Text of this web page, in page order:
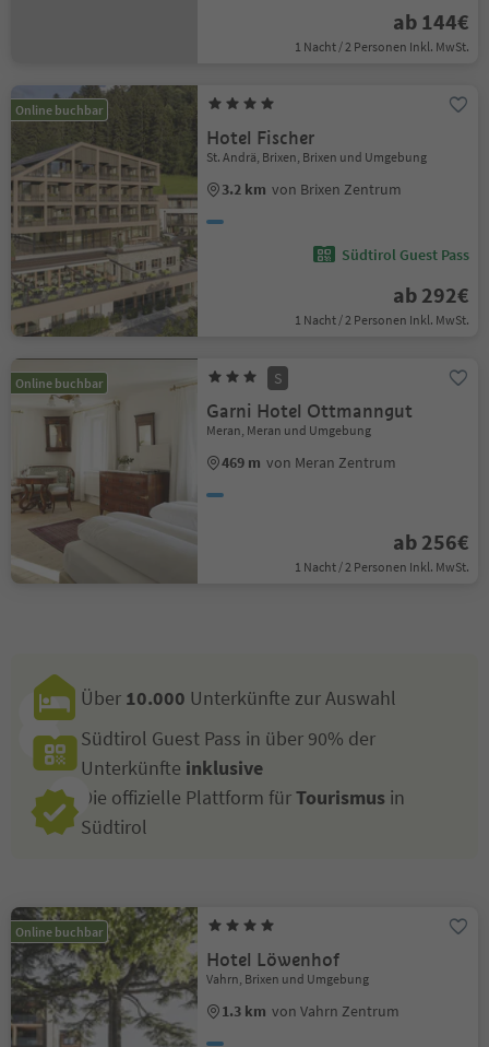
ab 144€
1 Nacht / 2 Personen Inkl. MwSt.
Online buchbar
Hotel Fischer
St. Andrä, Brixen, Brixen und Umgebung
3.2 km von Brixen Zentrum
Südtirol Guest Pass
ab 292€
1 Nacht / 2 Personen Inkl. MwSt.
Online buchbar S
Garni Hotel Ottmanngut
Meran, Meran und Umgebung
469 m von Meran Zentrum
ab 256€
1 Nacht / 2 Personen Inkl. MwSt.
Über 10.000 Unterkünfte zur Auswahl
Südtirol Guest Pass in über 90% der
Unterkünfte inklusive
Die offizielle Plattform fürTourismus in
Südtirol
Online buchbar
Hotel Löwenhof
Vahrn, Brixen und Umgebung
1.3 km von Vahrn Zentrum